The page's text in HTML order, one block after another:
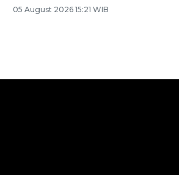
05 August 2026 15:21 WIB